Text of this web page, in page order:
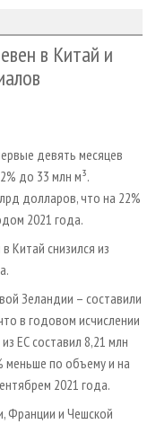
в Китай и
девять месяцев
до 33 млн м³.
долларов, что на 22%
2021 года.
Китай снизился из
Зеландии – составили
в годовом исчислении
ЕС составил 8,21 млн
меньше по объему и на
2021 года.
Франции и Чешской